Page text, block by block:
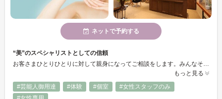
ネットで予約する
“美”のスペシャリストとしての信頼
お客さまひとりひとりに対して親身になってご相談をします。みんなそれぞれ悩みは違うから、あなたの望みの美しさを一緒に実現いたしましょう！本当に必要な施術だけを提案した【キャロリーヌ 】
もっと見る
#芸能人御用達
#体験 #個室
#女性スタッフのみ